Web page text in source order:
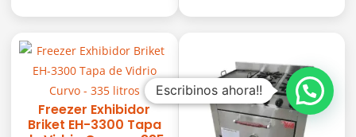
Freezer Exhibidor
Briket EH-3300 Tapa
Escribinos ahora!!